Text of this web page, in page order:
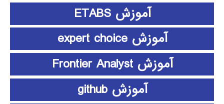
آموزش ETABS
آموزش expert choice
آموزش Frontier Analyst
آموزش github